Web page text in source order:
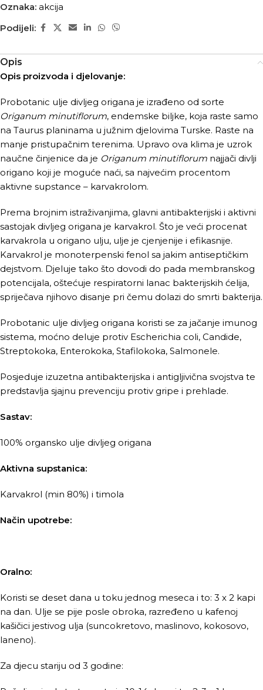
Oznaka: akcija
Podijeli:
Opis
Opis proizvoda i djelovanje:
Probotanic ulje divljeg origana je izrađeno od sorte
Origanum minutiflorum, endemske biljke, koja raste samo
na Taurus planinama u južnim djelovima Turske. Raste na
manje pristupačnim terenima. Upravo ova klima je uzrok
naučne činjenice da je Origanum minutiflorum najjači divlji
origano koji je moguće naći, sa najvećim procentom
aktivne supstance – karvakrolom.
Prema brojnim istraživanjima, glavni antibakterijski i aktivni
sastojak divljeg origana je karvakrol. Što je veći procenat
karvakrola u origano ulju, ulje je cjenjenije i efikasnije.
Karvakrol je monoterpenski fenol sa jakim antiseptičkim
dejstvom. Djeluje tako što dovodi do pada membranskog
potencijala, oštećuje respiratorni lanac bakterijskih ćelija,
spriječava njihovo disanje pri čemu dolazi do smrti bakterija.
Probotanic ulje divljeg origana koristi se za jačanje imunog
sistema, moćno deluje protiv Escherichia coli, Candide,
Streptokoka, Enterokoka, Stafilokoka, Salmonele.
Posjeduje izuzetna antibakterijska i antigljivična svojstva te
predstavlja sjajnu prevenciju protiv gripe i prehlade.
Sastav:
100% organsko ulje divljeg origana
Aktivna supstanica:
Karvakrol (min 80%) i timola
Način upotrebe:
Oralno:
Koristi se deset dana u toku jednog meseca i to: 3 x 2 kapi
na dan. Ulje se pije posle obroka, razređeno u kafenoj
kašičici jestivog ulja (suncokretovo, maslinovo, kokosovo,
laneno).
Za djecu stariju od 3 godine: